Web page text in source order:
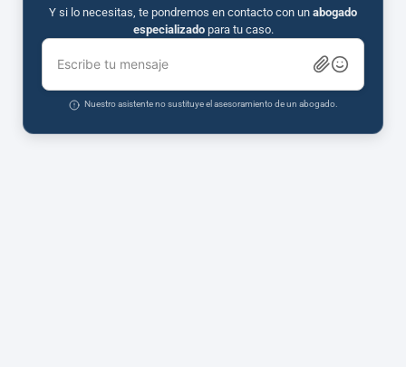
Y si lo necesitas, te pondremos en contacto con un abogado
especializadopara tu caso.
Escribe tu mensaje
Nuestro asistente no sustituye el asesoramiento de un abogado.